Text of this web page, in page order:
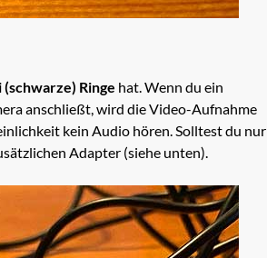
(schwarze) Ringe hat. Wenn du ein
anschließt, wird die Video-Aufnahme
kein Audio hören. Solltest du nur
Adapter (siehe unten).